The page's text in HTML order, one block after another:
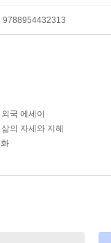
9788954432313
외국 에세이
삶의 자세와 지혜